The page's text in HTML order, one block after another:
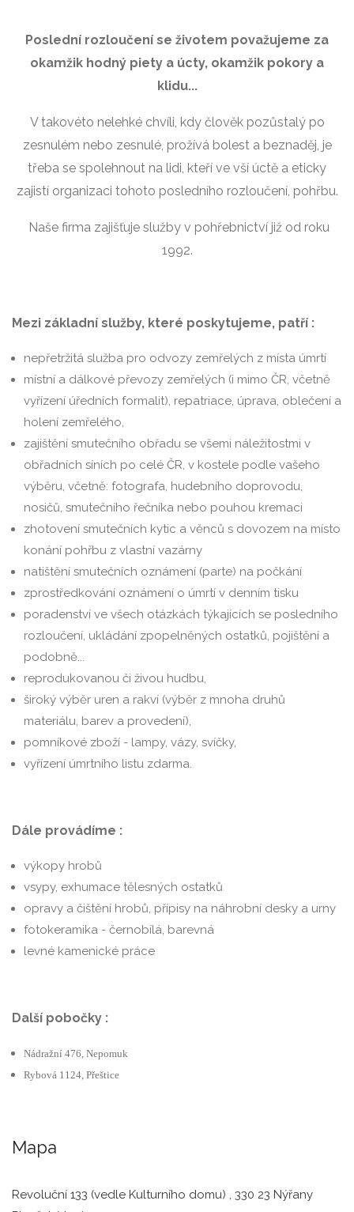
Poslední rozloučení se životem považujeme za
okamžik hodný piety a úcty, okamžik pokory a
klidu...
V takovéto nelehké chvíli, kdy člověk pozůstalý po
zesnulém nebo zesnulé, prožívá bolest a beznaděj, je
třeba se spolehnout na lidi, kteří ve vší úctě a eticky
zajistí organizaci tohoto posledního rozloučení, pohřbu.
Naše firma zajišťuje služby v pohřebnictví již od roku
1992.
Mezi základní služby, které poskytujeme, patří :
nepřetržitá služba pro odvozy zemřelých z místa úmrtí
místní a dálkové převozy zemřelých (i mimo ČR, včetně
vyřízení úředních formalit), repatriace, úprava, oblečení a
holení zemřelého,
zajištění smutečního obřadu se všemi náležitostmi v
obřadních síních po celé ČR, v kostele podle vašeho
výběru, včetně: fotografa, hudebního doprovodu,
nosičů, smutečního řečníka nebo pouhou kremaci
zhotovení smutečních kytic a věnců s dovozem na místo
konání pohřbu z vlastní vazárny
natištění smutečních oznámení (parte) na počkání
zprostředkování oznámení o úmrtí v denním tisku
poradenství ve všech otázkách týkajících se posledního
rozloučení, ukládání zpopelněných ostatků, pojištění a
podobně...
reprodukovanou či živou hudbu,
široký výběr uren a rakví (výběr z mnoha druhů
materiálu, barev a provedení),
pomníkové zboží - lampy, vázy, svíčky,
vyřízení úmrtního listu zdarma.
Dále provádíme :
výkopy hrobů
vsypy, exhumace tělesných ostatků
opravy a čištění hrobů, přípisy na náhrobní desky a urny
fotokeramika - černobílá, barevná
levné kamenické práce
Další pobočky :
Nádražní 476, Nepomuk
Rybová 1124, Přeštice
Mapa
Revoluční 133 (vedle Kulturního domu) , 330 23 Nýřany